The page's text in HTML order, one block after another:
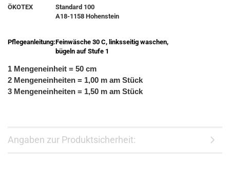
ÖKOTEX
Standard 100
A18-1158 Hohenstein
Pflegeanleitung:Feinwäsche 30 C, linksseitig waschen,
bügeln auf Stufe 1
1 Mengeneinheit = 50 cm
2 Mengeneinheiten = 1,00 m am Stück
3 Mengeneinheiten = 1,50 m am Stück
Angaben zur Produktsicherheit: